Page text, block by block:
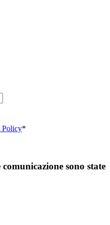
Policy*
sono state